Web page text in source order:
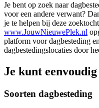
Je bent op zoek naar
voor een andere verwant?
je te helpen bij deze
www.JouwNieuwePlek.nl
platform voor dagbesteding
dagbestedingslocaties door
Je kunt
Soorten dagbesteding